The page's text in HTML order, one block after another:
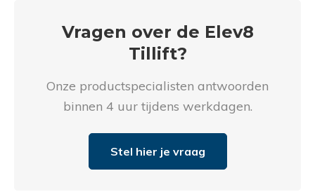
Vragen over de Elev8
Tillift?
Onze productspecialisten antwoorden
binnen 4 uur tijdens werkdagen.
Stel hier je vraag